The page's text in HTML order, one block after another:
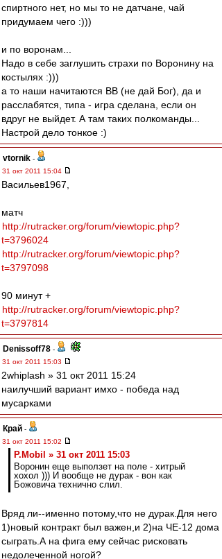
спиртного нет, но мы то не датчане, чай
придумаем чего :)))
и по воронам...
Надо в себе заглушить страхи по Воронину на
костылях :)))
а то наши начитаются ВВ (не дай Бог), да и
расслабятся, типа - игра сделана, если он
вдруг не выйдет. А там таких полкоманды...
Настрой дело тонкое :)
vtornik -
31 окт 2011 15:04
Васильев1967,
матч
http://rutracker.org/forum/viewtopic.php?
t=3796024
http://rutracker.org/forum/viewtopic.php?
t=3797098
90 минут +
http://rutracker.org/forum/viewtopic.php?
t=3797814
Denissoff78 -
31 окт 2011 15:03
2whiplash » 31 окт 2011 15:24
наилучший вариант имхо - победа над
мусарками
Край -
31 окт 2011 15:02
P.Mobil » 31 окт 2011 15:03
Воронин еще выползет на поле - хитрый
хохол ))) И вообще не дурак - вон как
Божовича технично слил.
Вряд ли--именно потому,что не дурак.Для него
1)новый контракт был важен,и 2)на ЧЕ-12 дома
сыграть.А на фига ему сейчас рисковать
недолеченной ногой?